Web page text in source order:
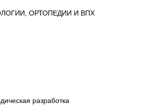
ОРТОПЕДИИ И ВПХ
разработка